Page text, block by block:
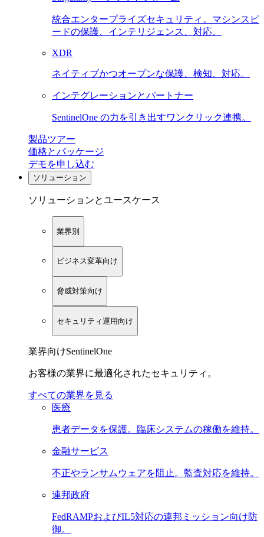
統合エンタープライズセキュリティ。マシンスピ
ードの保護、インテリジェンス、対応。
XDR
ネイティブかつオープンな保護、検知、対応。
インテグレーションとパートナー
SentinelOne の力を引き出すワンクリック連携。
製品ツアー
価格とパッケージ
デモを申し込む
ソリューション
ソリューションとユースケース
業界別
ビジネス変革向け
脅威対策向け
セキュリティ運用向け
業界向けSentinelOne
お客様の業界に最適化されたセキュリティ。
すべての業界を見る
医療
患者データを保護。臨床システムの稼働を維持。
金融サービス
不正やランサムウェアを阻止。監査対応を維持。
連邦政府
FedRAMPおよびIL5対応の連邦ミッション向け防
御。